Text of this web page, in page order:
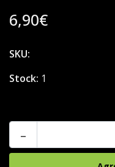
6,90€
SKU:
Stock: 1
-